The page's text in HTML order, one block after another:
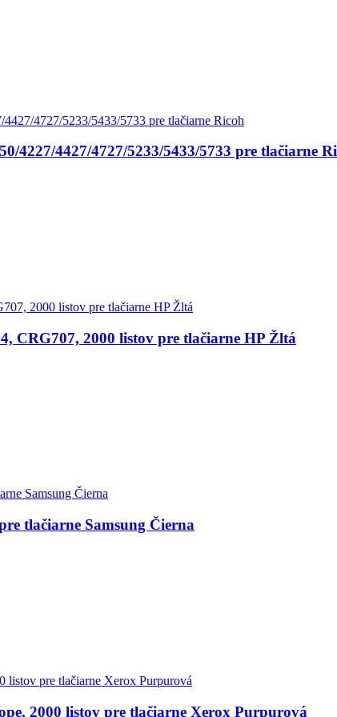
4227/4427/4727/5233/5433/5733 pre tlačiarne
CRG707, 2000 listov pre tlačiarne HP Žltá
tlačiarne Samsung Čierna
2000 listov pre tlačiarne Xerox Purpurová